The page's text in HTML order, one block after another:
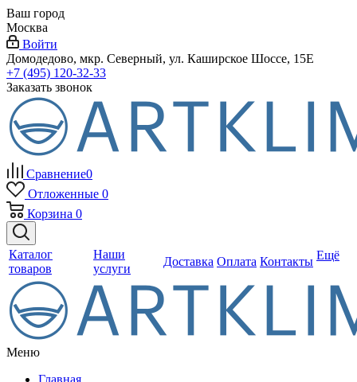
Ваш город
Москва
Войти
Домодедово, мкр. Северный, ул. Каширское Шоссе, 15Е
+7 (495) 120-32-33
Заказать звонок
Сравнение0
Отложенные 0
Корзина 0
Каталог
товаров
Наши
услуги
Доставка Оплата Контакты Ещё
Меню
Главная